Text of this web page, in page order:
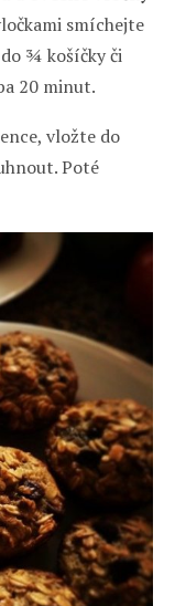
smíchejte
¾ košíčky či
20 minut.
vložte do
Poté